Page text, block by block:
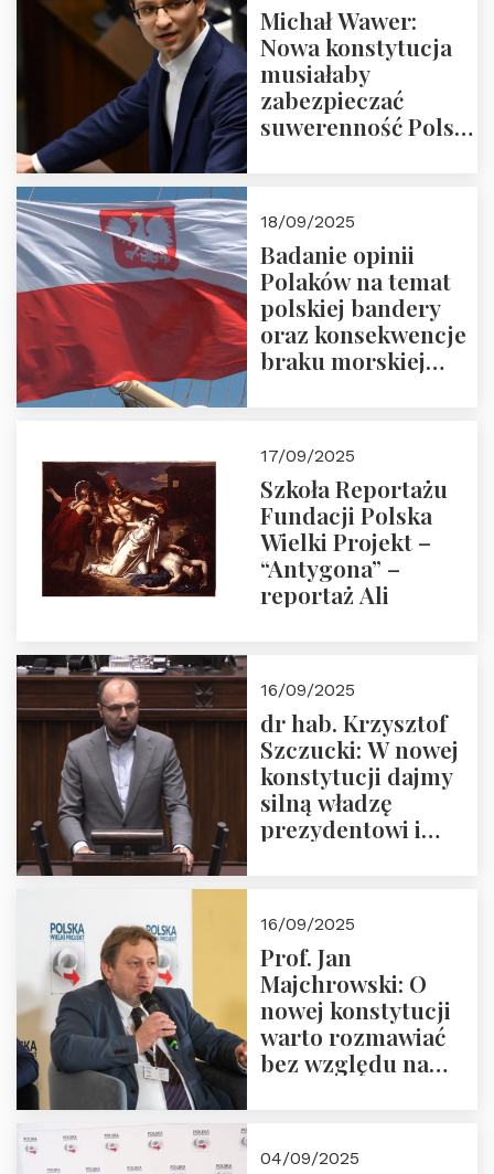
Michał Wawer:
Nowa konstytucja
musiałaby
zabezpieczać
suwerenność Polski
18/09/2025
Badanie opinii
Polaków na temat
polskiej bandery
oraz konsekwencje
braku morskiej
17/09/2025
Szkoła Reportażu
Fundacji Polska
Wielki Projekt –
“Antygona” –
reportaż Ali
16/09/2025
dr hab. Krzysztof
Szczucki: W nowej
konstytucji dajmy
silną władzę
prezydentowi i
16/09/2025
Prof. Jan
Majchrowski: O
nowej konstytucji
warto rozmawiać
bez względu na
04/09/2025